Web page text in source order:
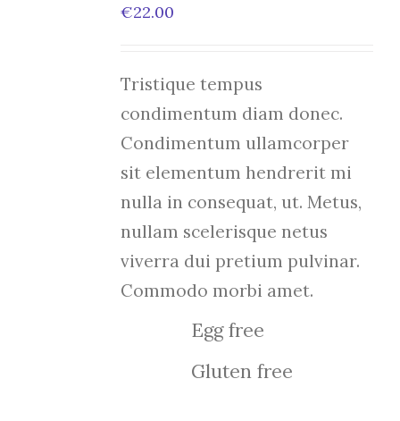
€22.00
Tristique tempus
condimentum diam donec.
Condimentum ullamcorper
sit elementum hendrerit mi
nulla in consequat, ut. Metus,
nullam scelerisque netus
viverra dui pretium pulvinar.
Commodo morbi amet.
Egg free
Gluten free